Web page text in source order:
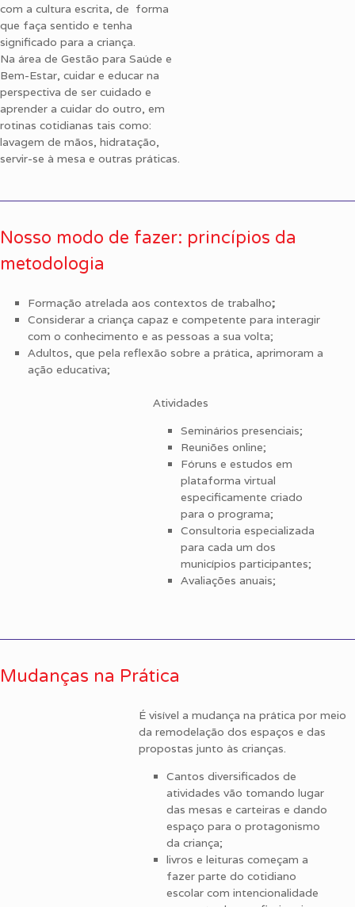
com a cultura escrita, de forma
que faça sentido e tenha
significado para a criança.
Na área de Gestão para Saúde e
Bem-Estar, cuidar e educar na
perspectiva de ser cuidado e
aprender a cuidar do outro, em
rotinas cotidianas tais como:
lavagem de mãos, hidratação,
servir-se à mesa e outras práticas.
Nosso modo de fazer: princípios da
metodologia
Formação atrelada aos contextos de trabalho;
Considerar a criança capaz e competente para interagir
com o conhecimento e as pessoas a sua volta;
Adultos, que pela reflexão sobre a prática, aprimoram a
ação educativa;
Atividades
Seminários presenciais;
Reuniões online;
Fóruns e estudos em
plataforma virtual
especificamente criado
para o programa;
Consultoria especializada
para cada um dos
municípios participantes;
Avaliações anuais;
Mudanças na Prática
É visível a mudança na prática por meio
da remodelação dos espaços e das
propostas junto às crianças.
Cantos diversificados de
atividades vão tomando lugar
das mesas e carteiras e dando
espaço para o protagonismo
da criança;
livros e leituras começam a
fazer parte do cotidiano
escolar com intencionalidade